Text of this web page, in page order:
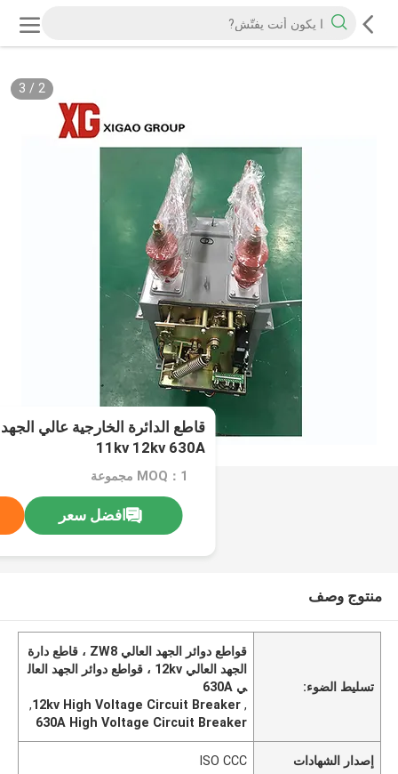
2
/
3
11kv 12kv 630A
MOQ：1 مجموعة
افضل سعر
منتوج وصف
تسليط الضوء:
قواطع دوائر الجهد العالي ZW8 ، قاطع دارة
الجهد العالي 12kv ، قواطع دوائر الجهد العال
ي 630A
,
12kv High Voltage Circuit Breaker
,
630A High Voltage Circuit Breaker
إصدار الشهادات ISO CCC